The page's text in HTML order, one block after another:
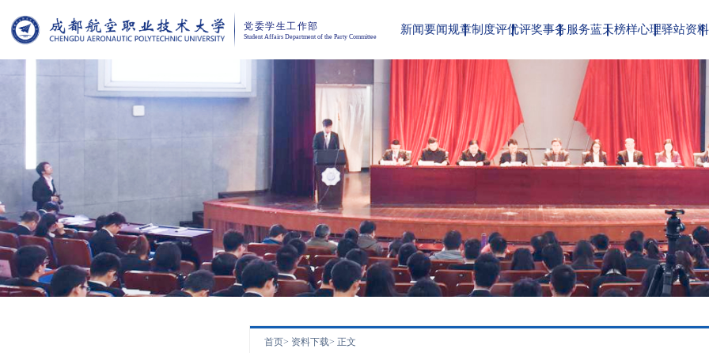
党委学生工作部
Student Affairs Department of the Party Committee
新闻要闻规章制度评优评奖事务服务蓝天榜样心理驿站资
首页> 资料下载> 正文